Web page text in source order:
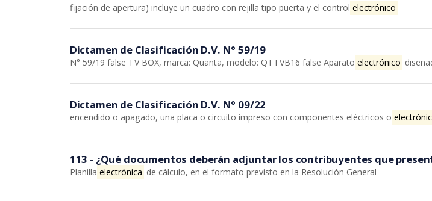
fijación de apertura) incluye un cuadro con rejilla tipo puerta y el control electrónico
Dictamen de Clasificación D.V. N° 59/19
N° 59/19 false TV BOX, marca: Quanta, modelo: QTTVB16 false Aparato electrónico
Dictamen de Clasificación D.V. N° 09/22
encendido o apagado, una placa o circuito impreso con componentes eléctricos o
113 - ¿Qué documentos deberán adjuntar los contribuyentes que
Planilla electrónica de cálculo, en el formato previsto en la Resolución General